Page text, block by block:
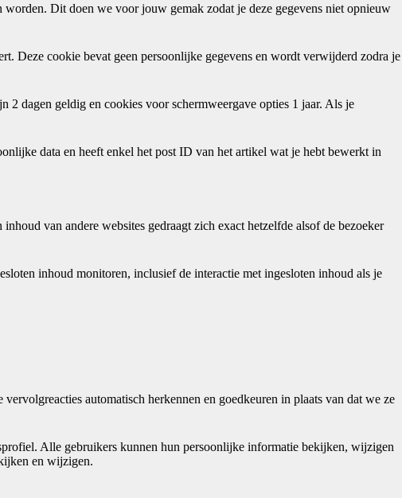
worden. Dit doen we voor jouw gemak zodat je deze gegevens niet opnieuw
Deze cookie bevat geen persoonlijke gegevens en wordt verwijderd zodra je
dagen geldig en cookies voor schermweergave opties 1 jaar. Als je
data en heeft enkel het post ID van het artikel wat je hebt bewerkt in
van andere websites gedraagt zich exact hetzelfde alsof de bezoeker
inhoud monitoren, inclusief de interactie met ingesloten inhoud als je
automatisch herkennen en goedkeuren in plaats van dat we ze
Alle gebruikers kunnen hun persoonlijke informatie bekijken, wijzigen
en wijzigen.